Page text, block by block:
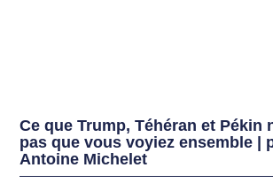
Ce que Trump, Téhéran et Pékin
pas que vous voyiez ensemble |
Antoine Michelet